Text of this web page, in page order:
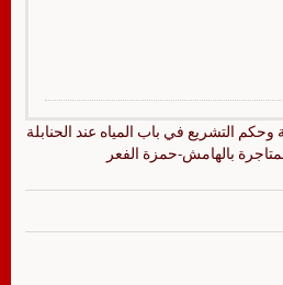
وحكم التشريع في باب المياه عند الحنابلة
بالهامش-حمزة الفعر